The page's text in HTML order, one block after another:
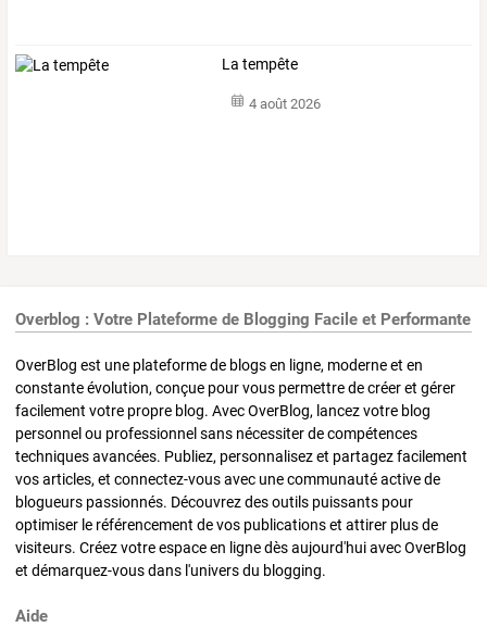
La tempête
4 août 2026
Overblog : Votre Plateforme de Blogging Facile et Performante
OverBlog est une plateforme de blogs en ligne, moderne et en
constante évolution, conçue pour vous permettre de créer et gérer
facilement votre propre blog. Avec OverBlog, lancez votre blog
personnel ou professionnel sans nécessiter de compétences
techniques avancées. Publiez, personnalisez et partagez facilement
vos articles, et connectez-vous avec une communauté active de
blogueurs passionnés. Découvrez des outils puissants pour
optimiser le référencement de vos publications et attirer plus de
visiteurs. Créez votre espace en ligne dès aujourd'hui avec OverBlog
et démarquez-vous dans l'univers du blogging.
Aide